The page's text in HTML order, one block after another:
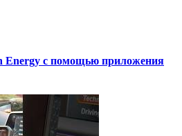
Energy с помощью приложения